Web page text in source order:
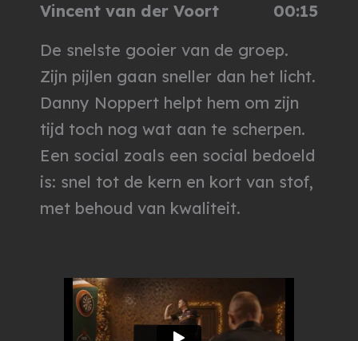
Vincent van der Voort
00:15
De snelste gooier van de groep.
Zijn pijlen gaan sneller dan het licht.
Danny Noppert helpt hem om zijn
tijd toch nog wat aan te scherpen.
Een social zoals een social bedoeld
is: snel tot de kern en kort van stof,
met behoud van kwaliteit.